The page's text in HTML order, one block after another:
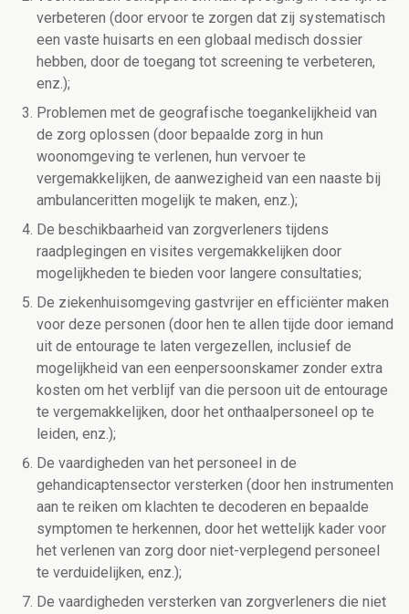
verbeteren (door ervoor te zorgen dat zij systematisch
een vaste huisarts en een globaal medisch dossier
hebben, door de toegang tot screening te verbeteren,
enz.);
Problemen met de geografische toegankelijkheid van
de zorg oplossen (door bepaalde zorg in hun
woonomgeving te verlenen, hun vervoer te
vergemakkelijken, de aanwezigheid van een naaste bij
ambulanceritten mogelijk te maken, enz.);
De beschikbaarheid van zorgverleners tijdens
raadplegingen en visites vergemakkelijken door
mogelijkheden te bieden voor langere consultaties;
De ziekenhuisomgeving gastvrijer en efficiënter maken
voor deze personen (door hen te allen tijde door iemand
uit de entourage te laten vergezellen, inclusief de
mogelijkheid van een eenpersoonskamer zonder extra
kosten om het verblijf van die persoon uit de entourage
te vergemakkelijken, door het onthaalpersoneel op te
leiden, enz.);
De vaardigheden van het personeel in de
gehandicaptensector versterken (door hen instrumenten
aan te reiken om klachten te decoderen en bepaalde
symptomen te herkennen, door het wettelijk kader voor
het verlenen van zorg door niet-verplegend personeel
te verduidelijken, enz.);
De vaardigheden versterken van zorgverleners die niet